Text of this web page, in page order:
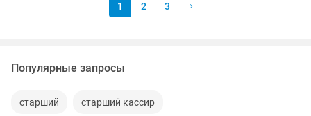
1 2 3
Популярные запросы
старший старший кассир